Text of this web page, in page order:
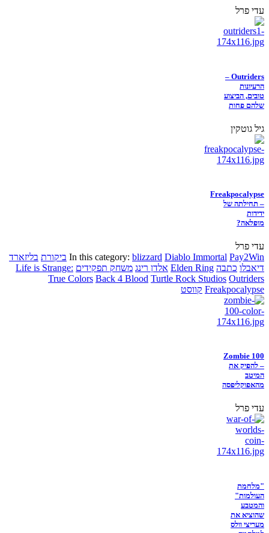
עדי פרל
Outriders –
הרעיונות
טובים, הביצוע
שלהם פחות
גיל גוטקין
Freakpocalypse
– תחילתה של
ידידות
מופלאה?
עדי פרל
In this category: blizzard Diablo Immortal Pay2Win ביקורת בליזארד
דיאבלו כתבה Elden Ring אלדן רינג משחק תפקידים Life is Strange:
True Colors Back 4 Blood Turtle Rock Studios Outriders
Freakpocalypse קווסט
Zombie 100
– להפיק את
המיטב
מהאפוקליפסה
עדי פרל
"מלחמת
העולמות"
והמטבע
שהוציא את
מעריצי וולס